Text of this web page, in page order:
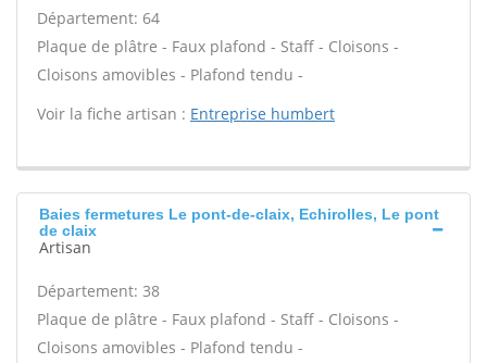
Département: 64
Plaque de plâtre - Faux plafond - Staff - Cloisons -
Cloisons amovibles - Plafond tendu -
Voir la fiche artisan : Entreprise humbert
Baies fermetures Le pont-de-claix, Echirolles, Le pont
de claix
Artisan
Département: 38
Plaque de plâtre - Faux plafond - Staff - Cloisons -
Cloisons amovibles - Plafond tendu -